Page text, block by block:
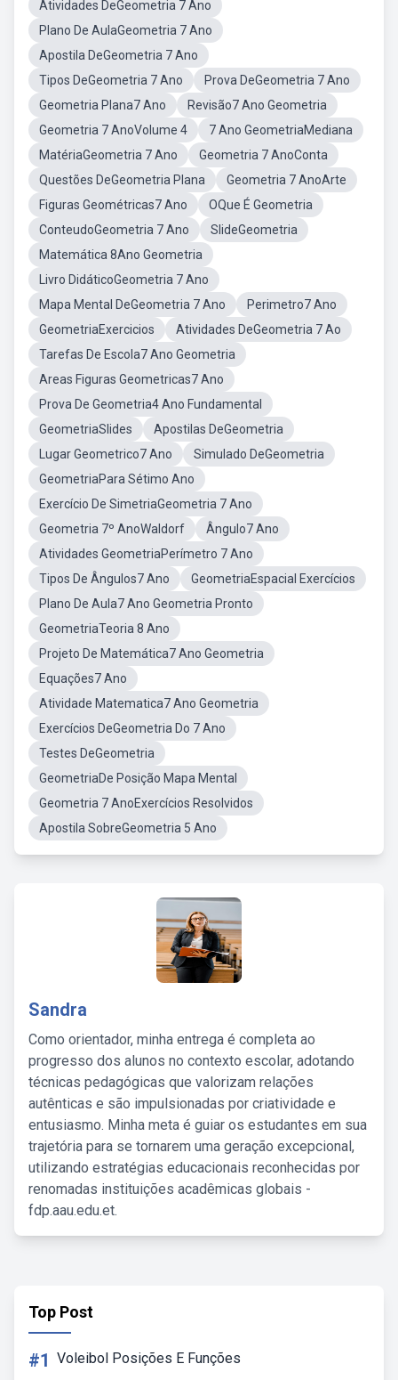
Atividades DeGeometria 7 Ano
Plano De AulaGeometria 7 Ano
Apostila DeGeometria 7 Ano
Tipos DeGeometria 7 Ano
Prova DeGeometria 7 Ano
Geometria Plana7 Ano
Revisão7 Ano Geometria
Geometria 7 AnoVolume 4
7 Ano GeometriaMediana
MatériaGeometria 7 Ano
Geometria 7 AnoConta
Questões DeGeometria Plana
Geometria 7 AnoArte
Figuras Geométricas7 Ano
OQue É Geometria
ConteudoGeometria 7 Ano
SlideGeometria
Matemática 8Ano Geometria
Livro DidáticoGeometria 7 Ano
Mapa Mental DeGeometria 7 Ano
Perimetro7 Ano
GeometriaExercicios
Atividades DeGeometria 7 Ao
Tarefas De Escola7 Ano Geometria
Areas Figuras Geometricas7 Ano
Prova De Geometria4 Ano Fundamental
GeometriaSlides
Apostilas DeGeometria
Lugar Geometrico7 Ano
Simulado DeGeometria
GeometriaPara Sétimo Ano
Exercício De SimetriaGeometria 7 Ano
Geometria 7º AnoWaldorf
Ângulo7 Ano
Atividades GeometriaPerímetro 7 Ano
Tipos De Ângulos7 Ano
GeometriaEspacial Exercícios
Plano De Aula7 Ano Geometria Pronto
GeometriaTeoria 8 Ano
Projeto De Matemática7 Ano Geometria
Equações7 Ano
Atividade Matematica7 Ano Geometria
Exercícios DeGeometria Do 7 Ano
Testes DeGeometria
GeometriaDe Posição Mapa Mental
Geometria 7 AnoExercícios Resolvidos
Apostila SobreGeometria 5 Ano
Sandra
Como orientador, minha entrega é completa ao
progresso dos alunos no contexto escolar, adotando
técnicas pedagógicas que valorizam relações
autênticas e são impulsionadas por criatividade e
entusiasmo. Minha meta é guiar os estudantes em sua
trajetória para se tornarem uma geração excepcional,
utilizando estratégias educacionais reconhecidas por
renomadas instituições acadêmicas globais -
fdp.aau.edu.et.
Top Post
#1 Voleibol Posições E Funções